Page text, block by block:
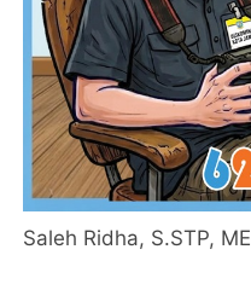
Saleh Ridha, S.STP, ME